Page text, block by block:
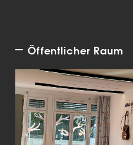
Öffentlicher Raum